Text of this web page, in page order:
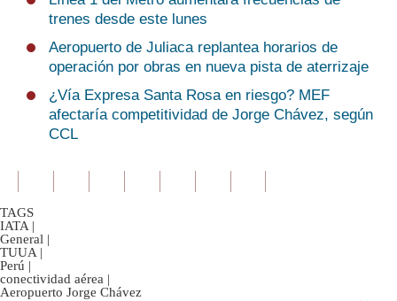
trenes desde este lunes
Aeropuerto de Juliaca replantea horarios de
operación por obras en nueva pista de aterrizaje
¿Vía Expresa Santa Rosa en riesgo? MEF
afectaría competitividad de Jorge Chávez, según
CCL
TAGS
IATA |
General |
TUUA |
Perú |
conectividad aérea |
Aeropuerto Jorge Chávez